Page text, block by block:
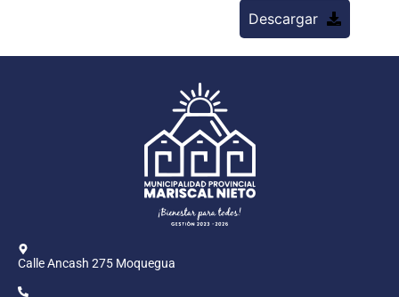
Descargar
Calle Ancash 275 Moquegua